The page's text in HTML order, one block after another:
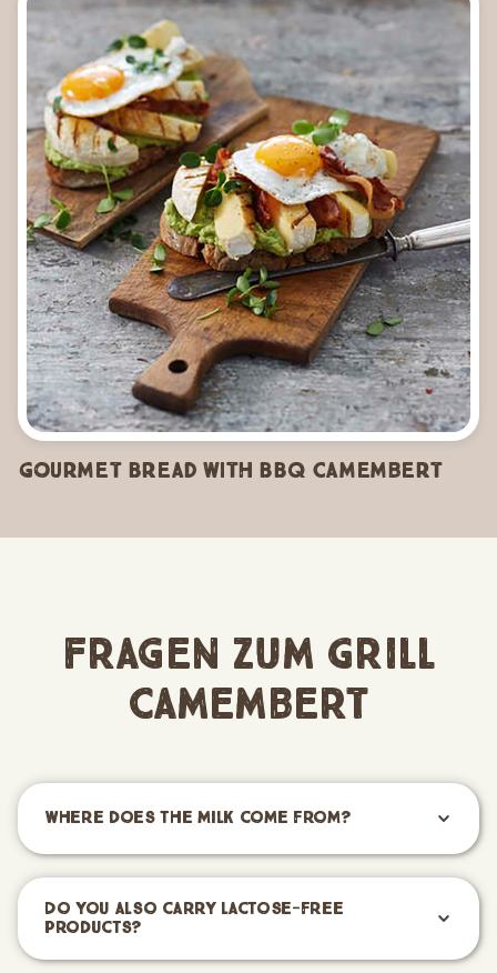
Gourmet Bread with BBQ Camembert
Fragen zum Grill
Camembert
Where does the milk come from?
Do you also carry lactose-free
products?